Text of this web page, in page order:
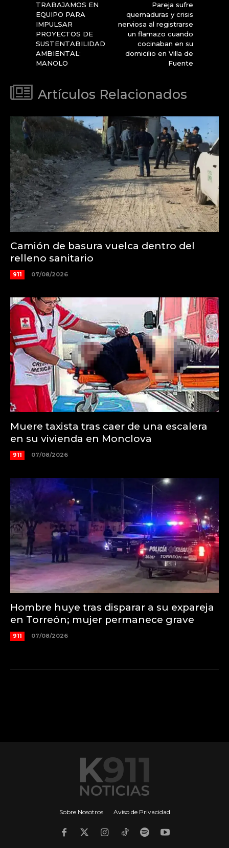
TRABAJAMOS EN
EQUIPO PARA
IMPULSAR
PROYECTOS DE
SUSTENTABILIDAD
AMBIENTAL:
MANOLO
Pareja sufre
quemaduras y crisis
nerviosa al registrarse
un flamazo cuando
cocinaban en su
domicilio en Villa de
Fuente
Artículos Relacionados
Camión de basura vuelca dentro del
relleno sanitario
911 07/08/2026
Muere taxista tras caer de una escalera
en su vivienda en Monclova
911 07/08/2026
Hombre huye tras disparar a su expareja
en Torreón; mujer permanece grave
911 07/08/2026
Sobre Nosotros Aviso de Privacidad